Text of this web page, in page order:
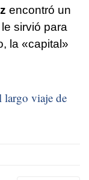
encontró un
sirvió para
la «capital»
largo viaje de